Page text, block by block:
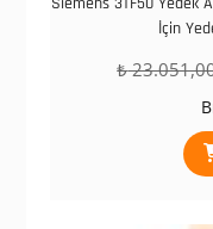
İçin
₺